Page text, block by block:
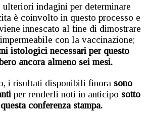
ulteriori indagini per determinare
è coinvolto in questo processo e
innescato al fine di dimostrare
con la vaccinazione;
istologici necessari per questo
ancora almeno sei mesi.
i risultati disponibili finora sono
per renderli noti in anticipo sotto
conferenza stampa.